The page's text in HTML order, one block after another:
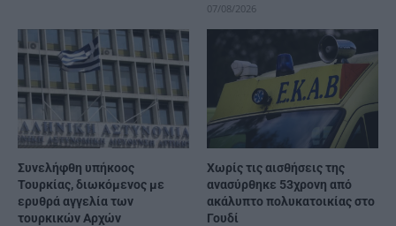
07/08/2026
Συνελήφθη υπήκοος
Τουρκίας, διωκόμενος με
ερυθρά αγγελία των
τουρκικών Αρχών
Χωρίς τις αισθήσεις της
ανασύρθηκε 53χρονη από
ακάλυπτο πολυκατοικίας στο
Γουδί